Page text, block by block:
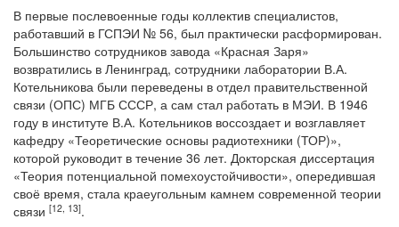
В первые послевоенные годы коллектив специалистов,
работавший в ГСПЭИ № 56, был практически расформирован.
Большинство сотрудников завода «Красная Заря»
возвратились в Ленинград, сотрудники лаборатории В.А.
Котельникова были переведены в отдел правительственной
связи (ОПС) МГБ СССР, а сам стал работать в МЭИ. В 1946
году в институте В.А. Котельников воссоздает и возглавляет
кафедру «Теоретические основы радиотехники (ТОР)»,
которой руководит в течение 36 лет. Докторская диссертация
«Теория потенциальной помехоустойчивости», опередившая
своё время, стала краеугольным камнем современной теории
связи [12, 13].